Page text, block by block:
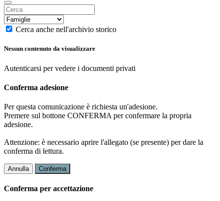
Cerca anche nell'archivio storico
Nessun contenuto da visualizzare
Autenticarsi per vedere i documenti privati
Conferma adesione
Per questa comunicazione è richiesta un'adesione.
Premere sul bottone CONFERMA per confermare la propria
adesione.
Attenzione: è necessario aprire l'allegato (se presente) per dare la
conferma di lettura.
Annulla Conferma
Conferma per accettazione